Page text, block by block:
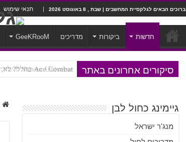
ברוכים הבאים לגלקסיית המחשבים | שבת , 8 באוגוסט 2026 תנאי שימוש
חדשות ביקורות מדריכים GeeKRooM
סיקורים אחרונים באתר Ace Combat בחלל? לא, יותר מזה. ביקורת המשחק Chorus
Steven Universe והשירים שתורגמו בצורה נוראית לעברית
גיימינג כחול לבן
מנג'ר ישראל